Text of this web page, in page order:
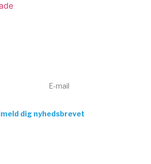
dig nyhedsbrevet